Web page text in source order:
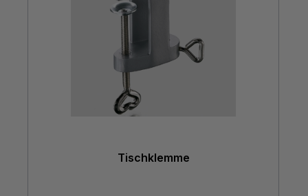
Tischklemme